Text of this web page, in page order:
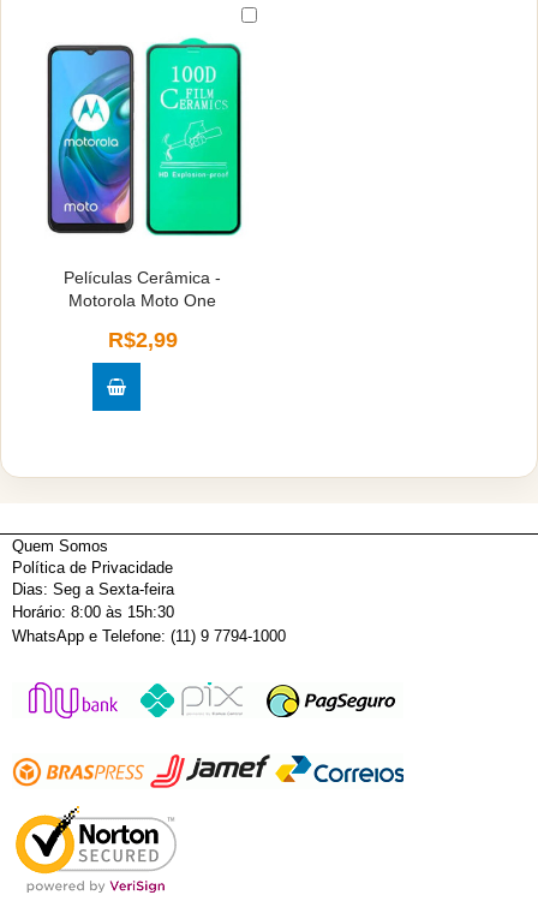
Películas Cerâmica -
Motorola Moto One
R$2,99
Quem Somos
Política de Privacidade
Dias: Seg a Sexta-feira
Horário: 8:00 às 15h:30
WhatsApp e Telefone: (11) 9 7794-1000